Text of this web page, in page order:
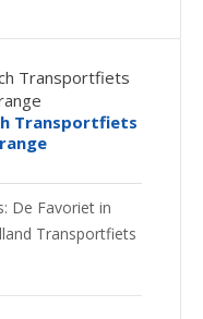
Transportfiets
De Favoriet in
Transportfiets